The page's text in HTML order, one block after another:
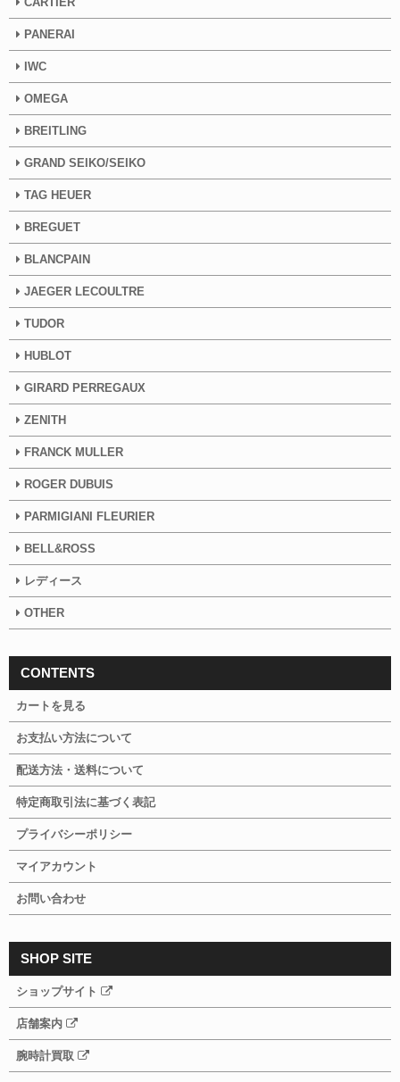
PANERAI
IWC
OMEGA
BREITLING
GRAND SEIKO/SEIKO
TAG HEUER
BREGUET
BLANCPAIN
JAEGER LECOULTRE
TUDOR
HUBLOT
GIRARD PERREGAUX
ZENITH
FRANCK MULLER
ROGER DUBUIS
PARMIGIANI FLEURIER
BELL&ROSS
レディース
OTHER
CONTENTS
カートを見る
お支払い方法について
配送方法・送料について
特定商取引法に基づく表記
プライバシーポリシー
マイアカウント
お問い合わせ
SHOP SITE
ショップサイト
店舗案内
腕時計買取